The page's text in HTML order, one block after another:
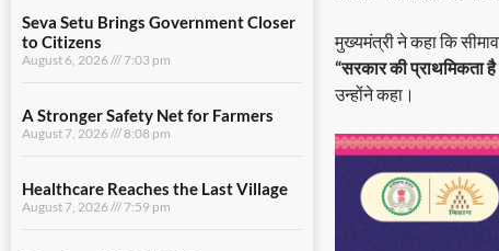
Seva Setu Brings Government Closer
to Citizens
August 6, 2026 7:03 pm
A Stronger Safety Net for Farmers
August 7, 2026 8:08 pm
Healthcare Reaches the Last Village
August 7, 2026 7:59 pm
मुख्यमंत्री ने कहा कि
“सरकार की प्राथमिकता
उन्होंने कहा।